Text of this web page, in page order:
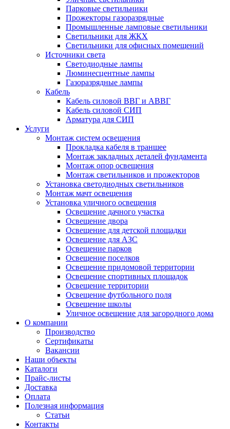
Парковые светильники
Прожекторы газоразрядные
Промышленные ламповые светильники
Светильники для ЖКХ
Светильники для офисных помещений
Источники света
Светодиодные лампы
Люминесцентные лампы
Газоразрядные лампы
Кабель
Кабель силовой ВВГ и АВВГ
Кабель силовой СИП
Арматура для СИП
Услуги
Монтаж систем освещения
Прокладка кабеля в траншее
Монтаж закладных деталей фундамента
Монтаж опор освещения
Монтаж светильников и прожекторов
Установка светодиодных светильников
Монтаж мачт освещения
Установка уличного освещения
Освещение дачного участка
Освещение двора
Освещение для детской площадки
Освещение для АЗС
Освещение парков
Освещение поселков
Освещение придомовой территории
Освещение спортивных площадок
Освещение территории
Освещение футбольного поля
Освещение школы
Уличное освещение для загородного дома
О компании
Производство
Сертификаты
Вакансии
Наши объекты
Каталоги
Прайс-листы
Доставка
Оплата
Полезная информация
Статьи
Контакты